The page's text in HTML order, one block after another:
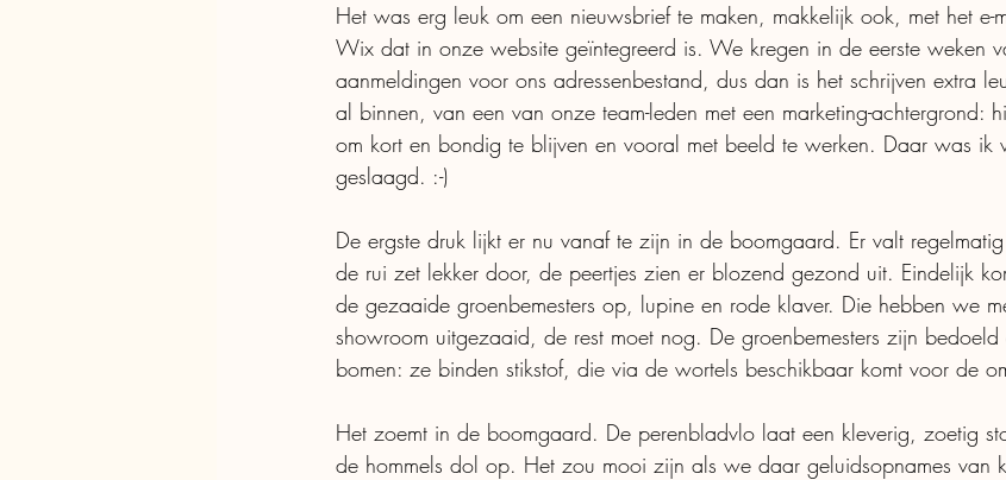
Het was erg leuk om een nieuwsbrief te maken, makkelijk ook, met het e-
Wix dat in onze website geïntegreerd is. We kregen in de eerste weken
aanmeldingen voor ons adressenbestand, dus dan is het schrijven extra
al binnen, van een van onze team-leden met een marketing-achtergrond:
om kort en bondig te blijven en vooral met beeld te werken. Daar was ik
geslaagd. :-)
De ergste druk lijkt er nu vanaf te zijn in de boomgaard. Er valt
de rui zet lekker door, de peertjes zien er blozend gezond uit. Eindelijk
de gezaaide groenbemesters op, lupine en rode klaver. Die hebben we
showroom uitgezaaid, de rest moet nog. De groenbemesters zijn bedoeld
bomen: ze binden stikstof, die via de wortels beschikbaar komt voor de
Het zoemt in de boomgaard. De perenbladvlo laat een kleverig, zoetig
de hommels dol op. Het zou mooi zijn als we daar geluidsopnames van